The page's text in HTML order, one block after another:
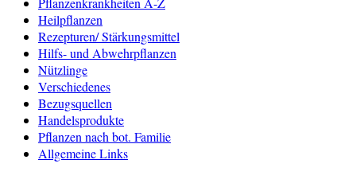
Heilpflanzen
Rezepturen/ Stärkungsmittel
Hilfs- und Abwehrpflanzen
Nützlinge
Verschiedenes
Bezugsquellen
Handelsprodukte
Pflanzen nach bot. Familie
Allgemeine Links